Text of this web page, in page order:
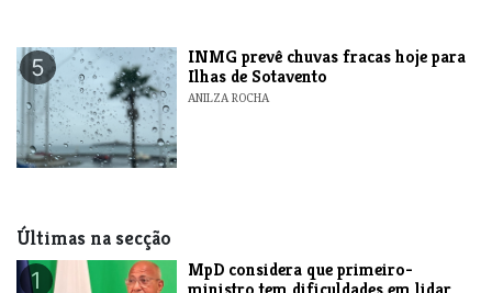
5
INMG prevê chuvas fracas hoje para
Ilhas de Sotavento
ANILZA ROCHA
Últimas na secção
1
MpD considera que primeiro-